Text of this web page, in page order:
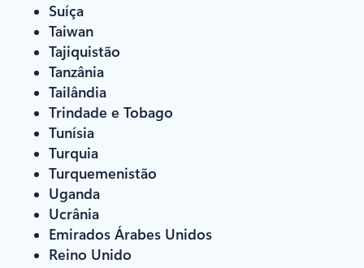
Suíça
Taiwan
Tajiquistão
Tanzânia
Tailândia
Trindade e Tobago
Tunísia
Turquia
Turquemenistão
Uganda
Ucrânia
Emirados Árabes Unidos
Reino Unido